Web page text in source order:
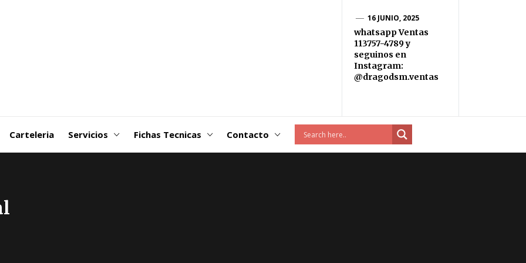
16 JUNIO, 2025
whatsapp Ventas
113757-4789 y
seguinos en
Instagram:
@dragodsm.ventas
Carteleria Servicios Fichas Tecnicas Contacto